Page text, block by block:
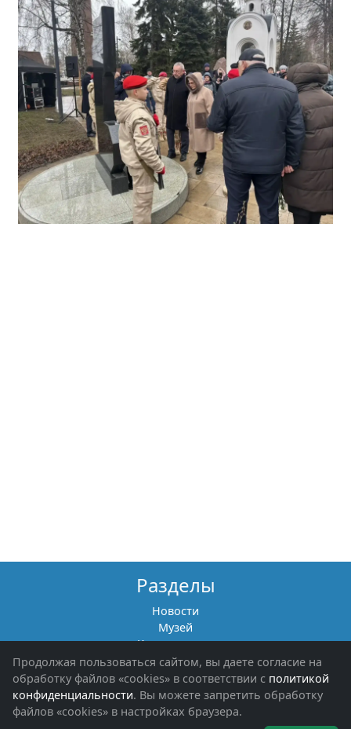
Разделы
Новости
Музей
Книги памяти
Фотоальбомы
Обращения граждан
Помощь участникам СВО и их семьям
Продолжая пользоваться сайтом, вы даете согласие на
обработку файлов «cookies» в соответствии с политикой
конфиденциальности. Вы можете запретить обработку
файлов «cookies» в настройках браузера.